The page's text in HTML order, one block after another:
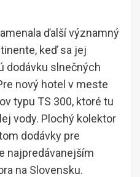
ďalší významný
keď sa jej
dodávku slnečných
nový hotel v meste
typu TS 300, ktoré tu
vody. Plochý kolektor
dodávky pre
najpredávanejším
na Slovensku.